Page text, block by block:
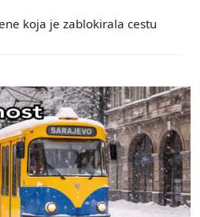
koja je zablokirala cestu